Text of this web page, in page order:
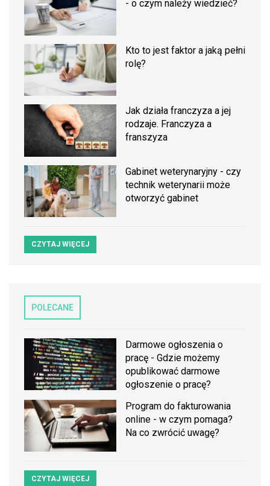
- o czym należy wiedzieć?
Kto to jest faktor a jaką pełni
rolę?
Jak działa franczyza a jej
rodzaje. Franczyza a
franszyza
Gabinet weterynaryjny - czy
technik weterynarii może
otworzyć gabinet
CZYTAJ WIĘCEJ
POLECANE
Darmowe ogłoszenia o
pracę - Gdzie możemy
opublikować darmowe
ogłoszenie o pracę?
Program do fakturowania
online - w czym pomaga?
Na co zwrócić uwagę?
CZYTAJ WIĘCEJ